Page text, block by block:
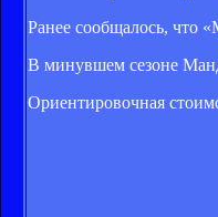
Ранее сообщалось, что
В минувшем сезоне
Ориентировочная